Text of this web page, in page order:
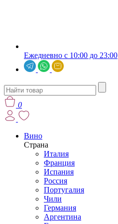
Ежедневно с 10:00 до 23:00
0
Вино
Страна
Италия
Франция
Испания
Россия
Португалия
Чили
Германия
Аргентина